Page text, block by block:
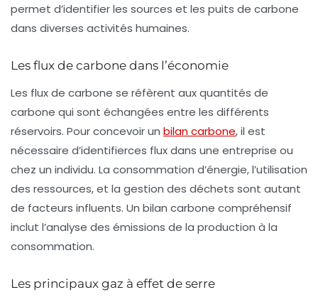
permet d’identifier les sources et les puits de carbone
dans diverses activités humaines.
Les flux de carbone dans l’économie
Les flux de carbone se réfèrent aux quantités de
carbone qui sont échangées entre les différents
réservoirs. Pour concevoir un bilan carbone, il est
nécessaire d’identifierces flux dans une entreprise ou
chez un individu. La consommation d’énergie, l’utilisation
des ressources, et la gestion des déchets sont autant
de facteurs influents. Un bilan carbone compréhensif
inclut l’analyse des émissions de la production à la
consommation.
Les principaux gaz à effet de serre